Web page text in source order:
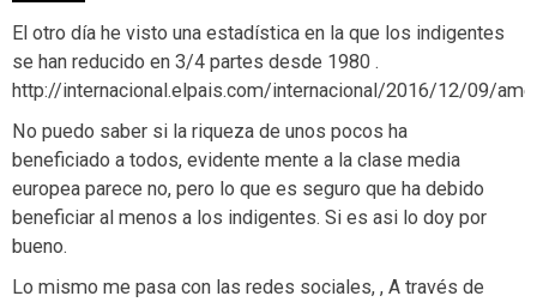
El otro día he visto una estadística en la que los indigentes
se han reducido en 3/4 partes desde 1980 .
http://internacional.elpais.com/internacional/2016/12/09/
No puedo saber si la riqueza de unos pocos ha
beneficiado a todos, evidente mente a la clase media
europea parece no, pero lo que es seguro que ha debido
beneficiar al menos a los indigentes. Si es asi lo doy por
bueno.
Lo mismo me pasa con las redes sociales, , A través de